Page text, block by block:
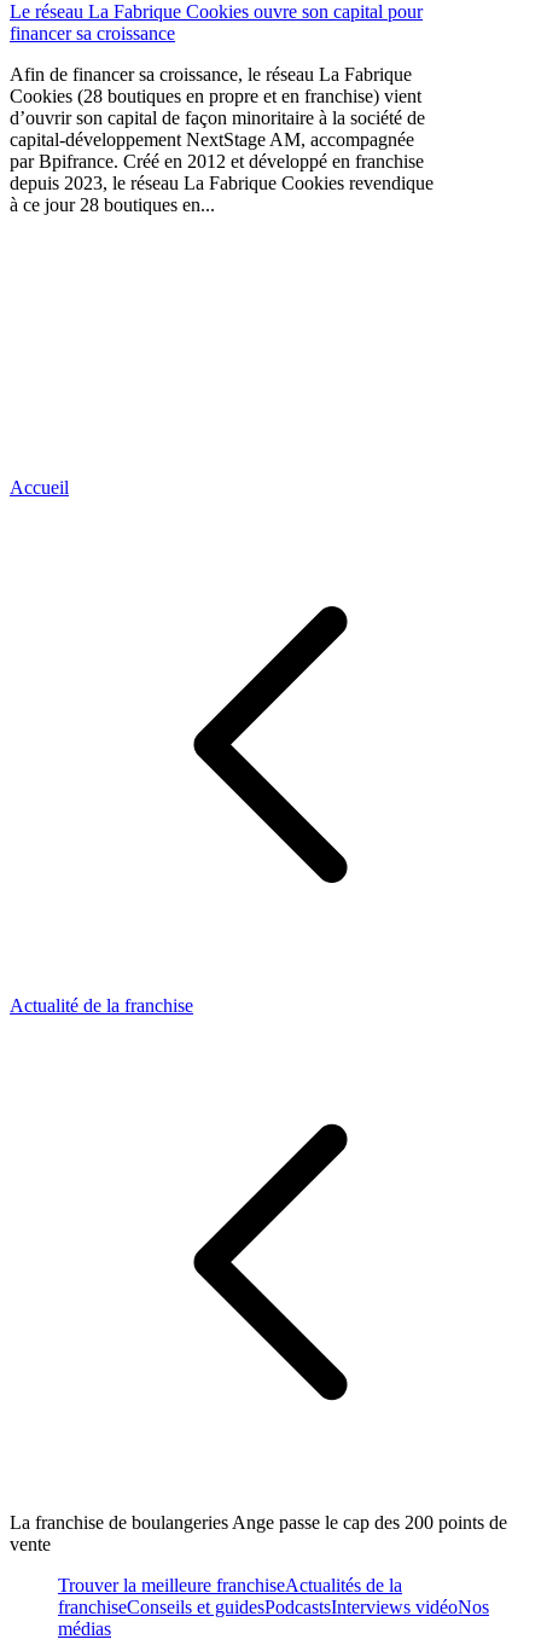
Le réseau La Fabrique Cookies ouvre son capital pour
financer sa croissance
Afin de financer sa croissance, le réseau La Fabrique
Cookies (28 boutiques en propre et en franchise) vient
d’ouvrir son capital de façon minoritaire à la société de
capital-développement NextStage AM, accompagnée
par Bpifrance. Créé en 2012 et développé en franchise
depuis 2023, le réseau La Fabrique Cookies revendique
à ce jour 28 boutiques en...
Accueil
Actualité de la franchise
La franchise de boulangeries Ange passe le cap des 200 points de
vente
Trouver la meilleure franchiseActualités de la
franchiseConseils et guidesPodcastsInterviews vidéoNos
médias